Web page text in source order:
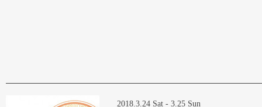
2018.3.24 Sat - 3.25 Sun